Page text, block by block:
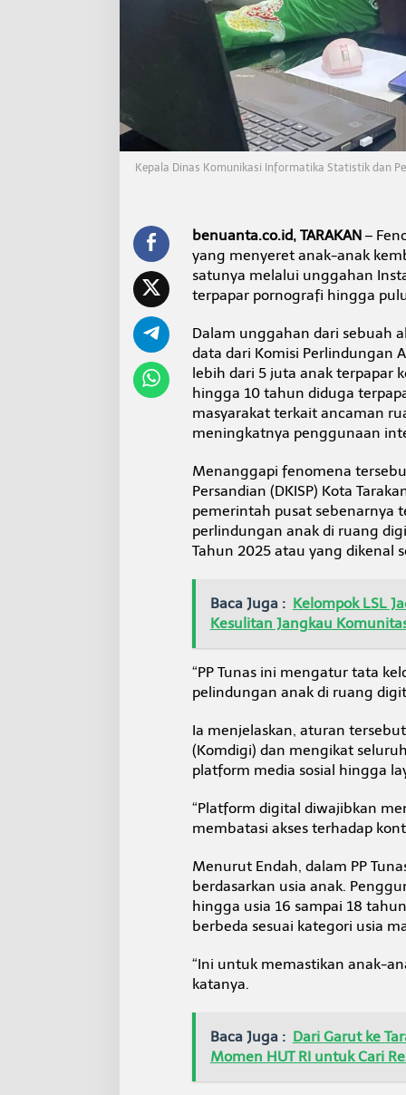
i
n
e
n
k
R
a
m
a
M
e
s
o
,
D
I
S
P
T
a
k
a
n
S
o
t
i
n
t
n
g
n
y
P
T
n
a
s
Kepala Dinas Komunikasi Informatika Statistik dan
benuanta.co.id, TARAKAN–
yang menyeret anak-anak
satunya melalui unggahan
terpapar pornografi hingga
Dalam unggahan dari sebuah
data dari Komisi Perlindungan
lebih dari 5 juta anak terpapar
hingga 10 tahun diduga
masyarakat terkait ancaman
meningkatnya penggunaan
Menanggapi fenomena
Persandian (DKISP) Kota
pemerintah pusat sebenarnya
perlindungan anak di ruang
Tahun 2025 atau yang dikenal
Baca Juga : Kelompok LSL
Kesulitan Jangkau
“PP Tunas ini mengatur tata
pelindungan anak di ruang
Ia menjelaskan, aturan
(Komdigi) dan mengikat
platform media sosial hingga
“Platform digital diwajibkan
membatasi akses terhadap
Menurut Endah, dalam PP
berdasarkan usia anak.
hingga usia 16 sampai 18
berbeda sesuai kategori usia
“Ini untuk memastikan anak-
katanya.
Baca Juga : Dari Garut ke
Momen HUT RI untuk Cari